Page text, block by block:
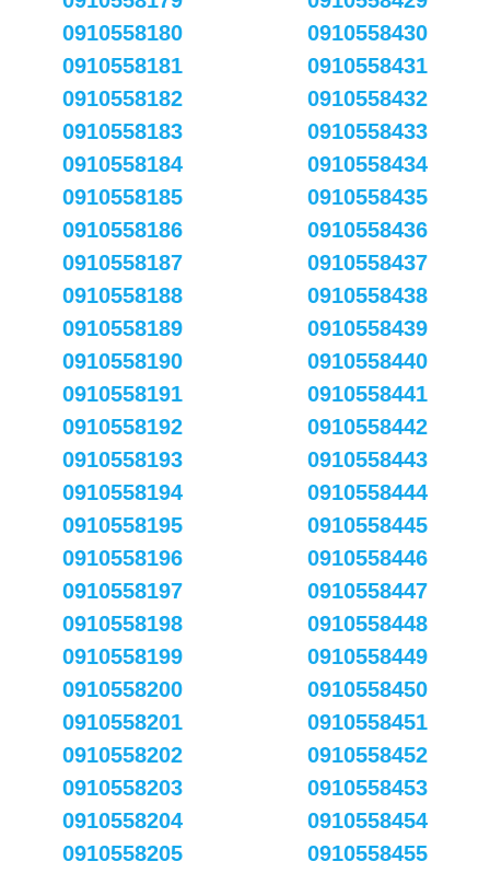
0910558180
0910558181
0910558182
0910558183
0910558184
0910558185
0910558186
0910558187
0910558188
0910558189
0910558190
0910558191
0910558192
0910558193
0910558194
0910558195
0910558196
0910558197
0910558198
0910558199
0910558200
0910558201
0910558202
0910558203
0910558204
0910558205
0910558430
0910558431
0910558432
0910558433
0910558434
0910558435
0910558436
0910558437
0910558438
0910558439
0910558440
0910558441
0910558442
0910558443
0910558444
0910558445
0910558446
0910558447
0910558448
0910558449
0910558450
0910558451
0910558452
0910558453
0910558454
0910558455